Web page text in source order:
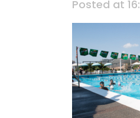
Posted at